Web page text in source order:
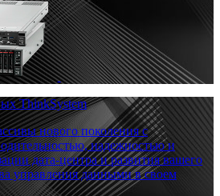
ThinkSystem
нового поколения с
надежностью и
дата-центра и развития вашего
управления данными в своем